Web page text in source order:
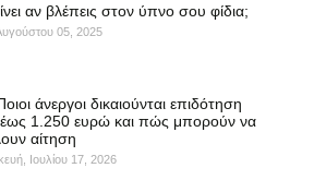
αν βλέπεις στον ύπνο σου φίδια;
05, 2025
άνεργοι δικαιούνται επιδότηση
έως 1.250 ευρώ και πώς μπορούν να
αίτηση
Ιουλίου 17, 2026